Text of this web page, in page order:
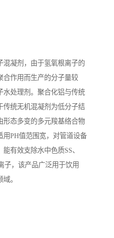
混凝剂，由于氢氧根离子的
合作用而生产的分子量较
水处理剂。聚合化铝与传统
传统无机混凝剂为低分子结
形态多变的多元羧基络合物
PH值范围宽，对管道设备
有效支除水中色质SS、
子，该产品广泛用于饮用
。